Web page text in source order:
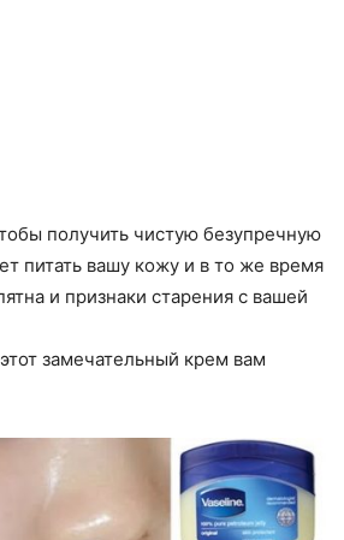
получить чистую безупречную
питать вашу кожу и в то же время
и признаки старения с вашей
замечательный крем вам